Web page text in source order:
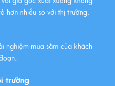
hơn nhiều so với thị trường.
nghiệm mua sắm của khách
trường